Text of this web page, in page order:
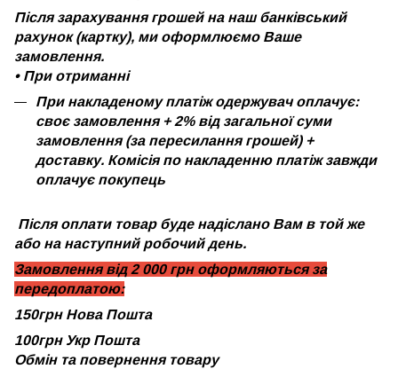
Після зарахування грошей на наш банківський
рахунок (картку), ми оформлюємо Ваше
замовлення.
•При отриманні
При накладеному платіж одержувач оплачує:
своє замовлення + 2% від загальної суми
замовлення (за пересилання грошей) +
доставку. Комісія по накладенню платіж завжди
оплачує покупець
Після оплати товар буде надіслано Вам в той же
або на наступний робочий день.
Замовлення від 2 000 грн оформляються за
передоплатою:
150грн Нова Пошта
100грн Укр Пошта
Обмін та повернення товару